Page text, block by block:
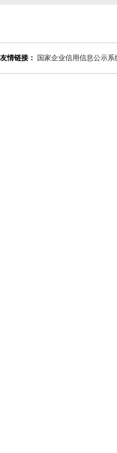
友情链接： 国家企业信用信息公示系